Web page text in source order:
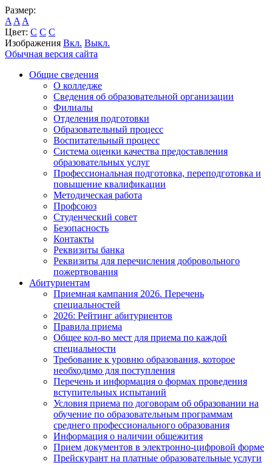
Размер:
A A A
Цвет: C C C
Изображения Вкл. Выкл.
Обычная версия сайта
Общие сведения
О колледже
Сведения об образовательной организации
Филиалы
Отделения подготовки
Образовательный процесс
Воспитательный процесс
Система оценки качества предоставления
образовательных услуг
Профессиональная подготовка, переподготовка и
повышение квалификации
Методическая работа
Профсоюз
Студенческий совет
Безопасность
Контакты
Реквизиты банка
Реквизиты для перечисления добровольного
пожертвования
Абитуриентам
Приемная кампания 2026. Перечень
специальностей
2026: Рейтинг абитуриентов
Правила приема
Общее кол-во мест для приема по каждой
специальности
Требование к уровню образования, которое
необходимо для поступления
Перечень и информация о формах проведения
вступительных испытаний
Условия приема по договорам об образовании на
обучение по образовательным программам
среднего профессионального образования
Информация о наличии общежития
Прием документов в электронно-цифровой форме
Прейскурант на платные образовательные услуги